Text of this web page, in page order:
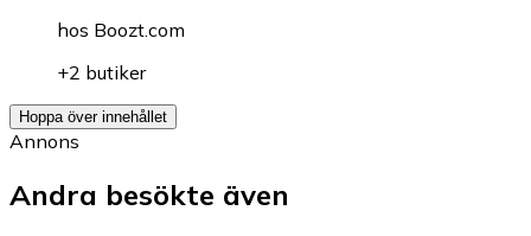
hos Boozt.com
+2 butiker
Hoppa över innehållet
Annons
Andra besökte även